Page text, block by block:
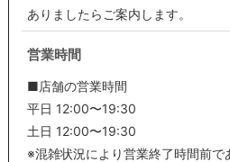
ありましたらご案内します。
営業時間
■店舗の営業時間
平日 12:00〜19:30
土日 12:00〜19:30
※混雑状況により営業終了時間前で